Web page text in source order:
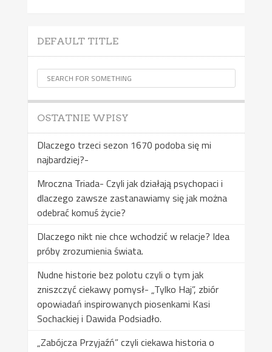
DEFAULT TITLE
OSTATNIE WPISY
Dlaczego trzeci sezon 1670 podoba się mi
najbardziej?-
Mroczna Triada- Czyli jak działają psychopaci i
dlaczego zawsze zastanawiamy się jak można
odebrać komuś życie?
Dlaczego nikt nie chce wchodzić w relacje? Idea
próby zrozumienia świata.
Nudne historie bez polotu czyli o tym jak
zniszczyć ciekawy pomysł- „Tylko Haj”, zbiór
opowiadań inspirowanych piosenkami Kasi
Sochackiej i Dawida Podsiadło.
„Zabójcza Przyjaźń” czyli ciekawa historia o